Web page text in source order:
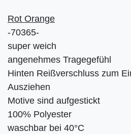
Rot Orange
-70365-
super weich
angenehmes Tragegefühl
Hinten Reißverschluss zum
Ausziehen
Motive sind aufgestickt
100% Polyester
waschbar bei 40°C